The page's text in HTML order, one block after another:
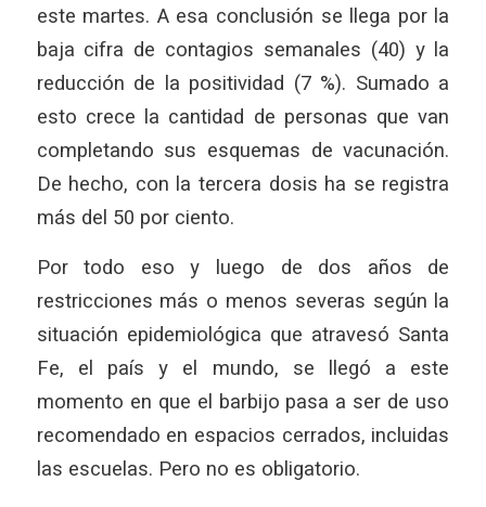
este martes. A esa conclusión se llega por la
baja cifra de contagios semanales (40) y la
reducción de la positividad (7 %). Sumado a
esto crece la cantidad de personas que van
completando sus esquemas de vacunación.
De hecho, con la tercera dosis ha se registra
más del 50 por ciento.
Por todo eso y luego de dos años de
restricciones más o menos severas según la
situación epidemiológica que atravesó Santa
Fe, el país y el mundo, se llegó a este
momento en que el barbijo pasa a ser de uso
recomendado en espacios cerrados, incluidas
las escuelas. Pero no es obligatorio.